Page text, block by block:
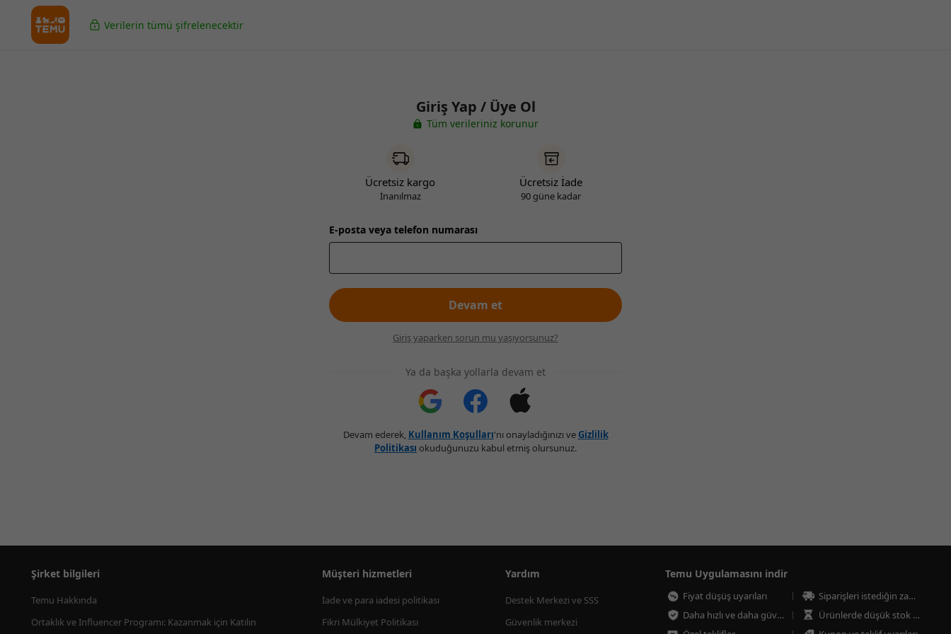
Verilerin tümü şifrelenecektir
Giriş Yap / Üye Ol
Tüm verileriniz korunur
Ücretsiz kargo
İnanılmaz
Ücretsiz İade
90 güne kadar
E-posta veya telefon numarası
Devam et
Giriş yaparken sorun mu yaşıyorsunuz?
Ya da başka yollarla devam et
Devam ederek, Kullanım Koşulları'nı onayladığınızı ve Gizlilik
Politikası okuduğunuzu kabul etmiş olursunuz.
Şirket bilgileri
Temu Hakkında
Ortaklık ve Influencer Programı: Kazanmak için Katılın
Müşteri hizmetleri
İade ve para iadesi politikası
Fikri Mülkiyet Politikası
Yardım
Destek Merkezi ve SSS
Güvenlik merkezi
Temu Uygulamasını indir
Fiyat düşüş uyarıları
Siparişleri istediğin zaman takip et
Daha hızlı ve daha güvenli ödeme
Ürünlerde düşük stok uyarıları